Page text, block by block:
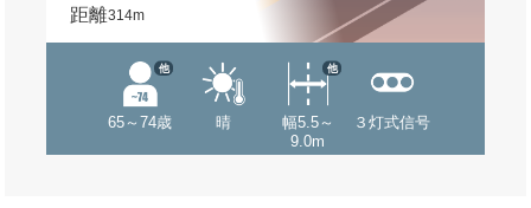
距離314m
65～74歳
他
晴
幅5.5～
9.0m
他
３灯式信号